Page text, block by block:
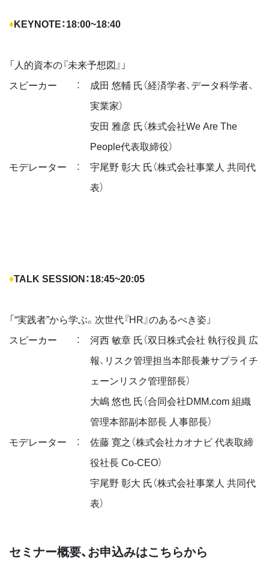
♦KEYNOTE：18:00~18:40
「人的資本の『未来予想図』」
スピーカー
： 成田 悠輔 氏（経済学者、データ科学者、
実業家）
安田 雅彦 氏（株式会社We Are The
People代表取締役）
モデレーター ： 宇尾野 彰大 氏（株式会社事業人 共同代
表）
♦TALK SESSION：18:45~20:05
「“実践者”から学ぶ。次世代『HR』のあるべき姿」
スピーカー
： 河西 敏章 氏（双日株式会社 執行役員 広
報、リスク管理担当本部長兼サプライチ
ェーンリスク管理部長）
大嶋 悠也 氏（合同会社DMM.com 組織
管理本部副本部長 人事部長）
モデレーター ： 佐藤 寛之（株式会社カオナビ 代表取締
役社長 Co-CEO）
宇尾野 彰大 氏（株式会社事業人 共同代
表）
セミナー概要、お申込みはこちらから